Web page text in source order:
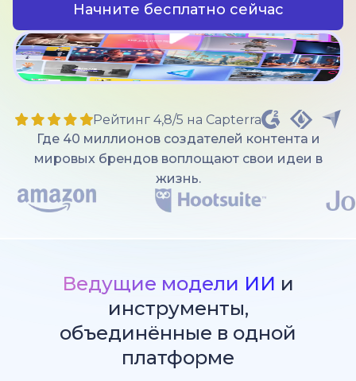
Начните бесплатно сейчас
Рейтинг 4,8/5 на Capterra
Где 40 миллионов создателей контента и
мировых брендов воплощают свои идеи в
жизнь.
Ведущие модели ИИ и
инструменты,
объединённые в одной
платформе